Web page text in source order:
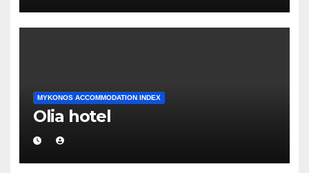
MYKONOS ACCOMMODATION INDEX
Olia hotel